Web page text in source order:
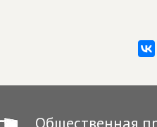
Общественная